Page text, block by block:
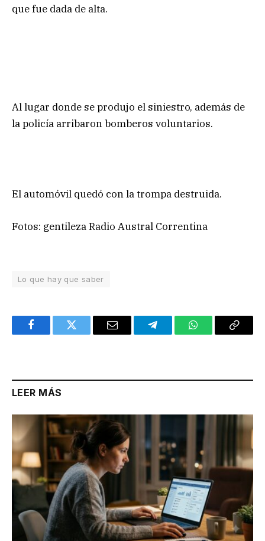
que fue dada de alta.
Al lugar donde se produjo el siniestro, además de
la policía arribaron bomberos voluntarios.
El automóvil quedó con la trompa destruida.
Fotos: gentileza Radio Austral Correntina
Lo que hay que saber
FacebookTwitter Email TelegramWhatsAppCopy
LEER MÁS